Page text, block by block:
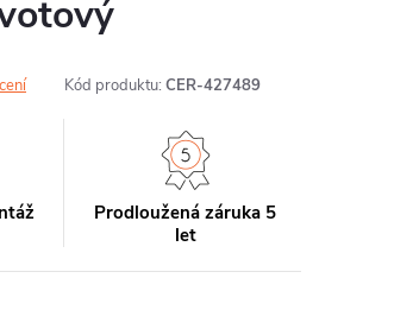
Kód produktu: CER-427489
Prodloužená záruka 5
let